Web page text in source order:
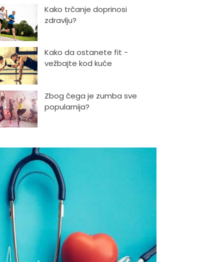
Kako trčanje doprinosi
zdravlju?
Kako da ostanete fit -
vežbajte kod kuće
Zbog čega je zumba sve
popularnija?
Skijanje pa plivanje, idealne
aktivnosti na raspustu u
Sloveniji
Ishrana profesionalnih
sportista